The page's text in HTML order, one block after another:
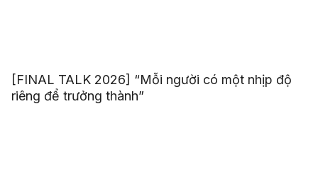
[FINAL TALK 2026] “Mỗi người có một nhịp độ
riêng để trưởng thành”